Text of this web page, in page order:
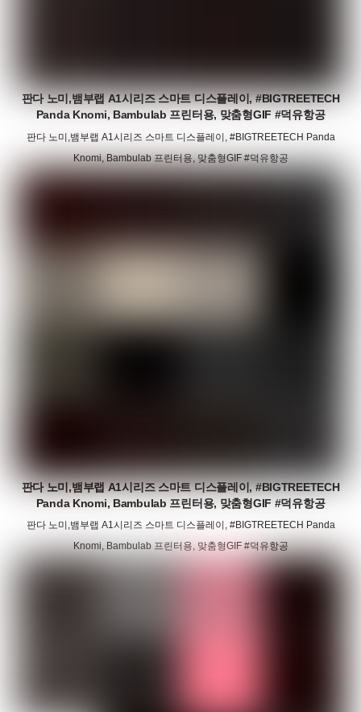
판다 노미,뱀부랩 A1시리즈 스마트 디스플레이, #BIGTREETECH
Panda Knomi, Bambulab 프린터용, 맞춤형GIF #덕유항공
판다 노미,뱀부랩 A1시리즈 스마트 디스플레이, #BIGTREETECH Panda
Knomi, Bambulab 프린터용, 맞춤형GIF #덕유항공
판다 노미,뱀부랩 A1시리즈 스마트 디스플레이, #BIGTREETECH
Panda Knomi, Bambulab 프린터용, 맞춤형GIF #덕유항공
판다 노미,뱀부랩 A1시리즈 스마트 디스플레이, #BIGTREETECH Panda
Knomi, Bambulab 프린터용, 맞춤형GIF #덕유항공